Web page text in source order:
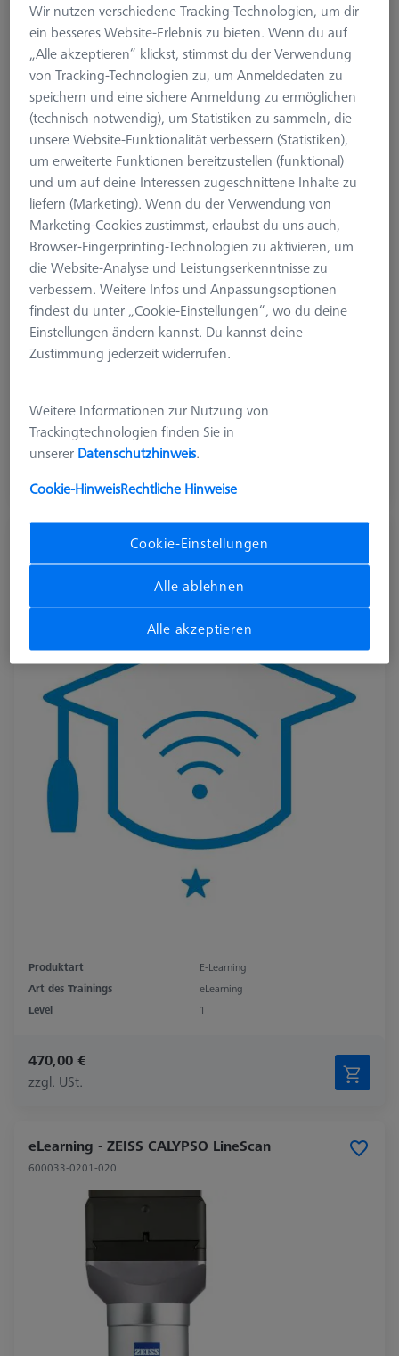
Produktart
HOM eLearning
Level
1
470,00 €
TRITOP Basic eLearning
600033-0600-039
Produktart
E-Learning
Art des Trainings
eLearning
Level
1
470,00 €
zzgl. USt.
eLearning - ZEISS CALYPSO LineScan
600033-0201-020
Wir nutzen verschiedene Tracking-Technologien, um dir
ein besseres Website-Erlebnis zu bieten. Wenn du auf
„Alle akzeptieren“ klickst, stimmst du der Verwendung
von Tracking-Technologien zu, um Anmeldedaten zu
speichern und eine sichere Anmeldung zu ermöglichen
(technisch notwendig), um Statistiken zu sammeln, die
unsere Website-Funktionalität verbessern (Statistiken),
um erweiterte Funktionen bereitzustellen (funktional)
und um auf deine Interessen zugeschnittene Inhalte zu
liefern (Marketing). Wenn du der Verwendung von
Marketing-Cookies zustimmst, erlaubst du uns auch,
Browser-Fingerprinting-Technologien zu aktivieren, um
die Website-Analyse und Leistungserkenntnisse zu
verbessern. Weitere Infos und Anpassungsoptionen
findest du unter „Cookie-Einstellungen“, wo du deine
Einstellungen ändern kannst. Du kannst deine
Zustimmung jederzeit widerrufen.
Weitere Informationen zur Nutzung von
Trackingtechnologien finden Sie in
unserer Datenschutzhinweis.
Cookie-HinweisRechtliche Hinweise
Cookie-Einstellungen
Alle ablehnen
Alle akzeptieren